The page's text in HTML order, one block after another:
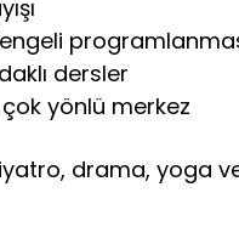
dersler
yönlü merkez
drama,